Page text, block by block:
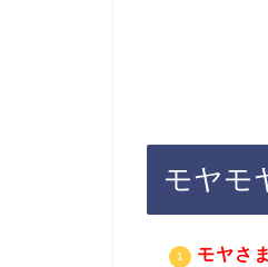
モヤモ
モヤさ